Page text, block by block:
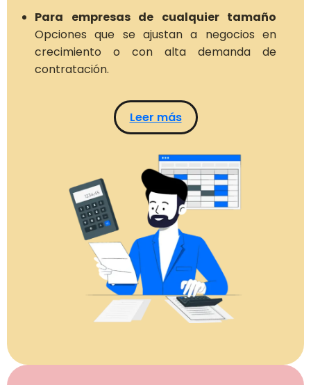
Para empresas de cualquier tamaño
Opciones que se ajustan a negocios en
crecimiento o con alta demanda de
contratación.
Leer más